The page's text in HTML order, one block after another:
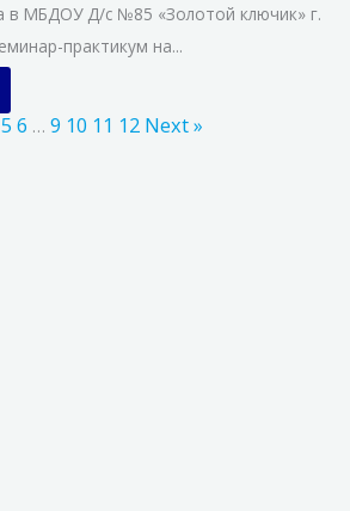
в МБДОУ Д/с №85 «Золотой ключик» г.
практикум на...
5 6 … 9 10 11 12 Next »